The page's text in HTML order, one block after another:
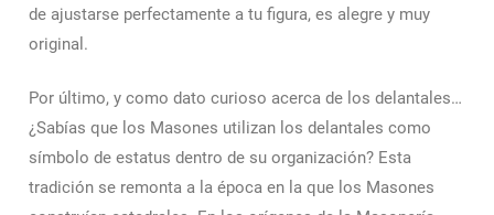
de ajustarse perfectamente a tu figura, es alegre y muy
original.
Por último, y como dato curioso acerca de los delantales…
¿Sabías que los Masones utilizan los delantales como
símbolo de estatus dentro de su organización? Esta
tradición se remonta a la época en la que los Masones